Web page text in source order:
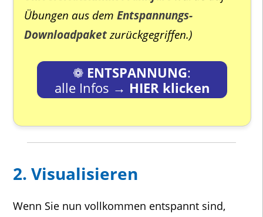
Übungen aus dem Entspannungs-
Downloadpaketzurückgegriffen.)
❁ ENTSPANNUNG:
alle Infos → HIER klicken
2. Visualisieren
Wenn Sie nun vollkommen entspannt sind,